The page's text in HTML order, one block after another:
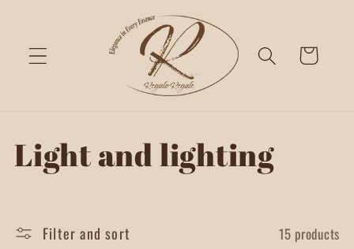
Cart
C
l
Light and lighting
Filter and sort 15 products